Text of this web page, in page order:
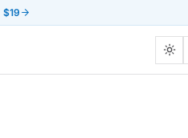
$19